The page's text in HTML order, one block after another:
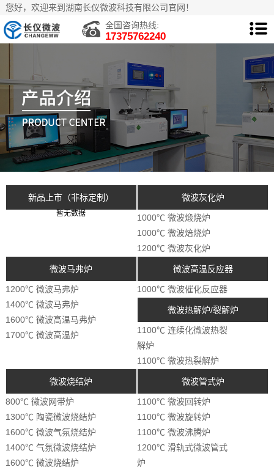
您好，欢迎来到湖南长仪微波科技有限公司官网！
全国咨询热线:
17375762240
新品上市（非标定制）
暂无数据
微波灰化炉
1000℃ 微波煅烧炉
1000℃ 微波焙烧炉
1200℃ 微波灰化炉
微波马弗炉
1200℃ 微波马弗炉
1400℃ 微波马弗炉
1600℃ 微波高温马弗炉
1700℃ 微波高温炉
微波高温反应器
1000℃ 微波催化反应器
微波热解炉/裂解炉
1100℃ 连续化微波热裂
解炉
1100℃ 微波热裂解炉
微波烧结炉
800℃ 微波网带炉
1300℃ 陶瓷微波烧结炉
1600℃ 微波气氛烧结炉
1400℃ 气氛微波烧结炉
1600℃ 微波烧结炉
微波管式炉
1100℃ 微波回转炉
1100℃ 微波旋转炉
1100℃ 微波沸腾炉
1200℃ 滑轨式微波管式
炉